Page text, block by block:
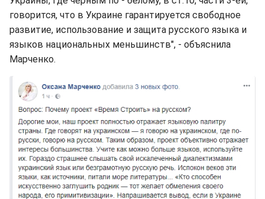
говорится, что в Украине гарантируется свободное
развитие, использование и защита русского языка и
языков национальных меньшинств", - объяснила
Марченко.